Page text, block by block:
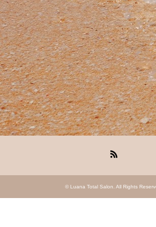
© Luana Total Salon . All Rights